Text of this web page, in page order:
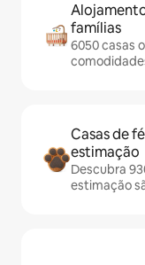
famílias
6050 casas
Casas de
estimação
Descubra
estimação